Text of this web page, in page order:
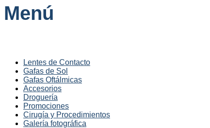
Menú
Lentes de Contacto
Gafas de Sol
Gafas Oftálmicas
Accesorios
Droguería
Promociones
Cirugía y Procedimientos
Galería fotográfica